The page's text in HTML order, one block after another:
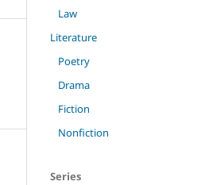
Law
Literature
Poetry
Drama
Fiction
Nonfiction
Series